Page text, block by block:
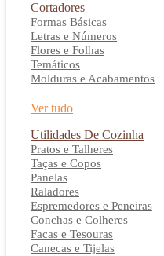
Cortadores
Formas Básicas
Letras e Números
Flores e Folhas
Temáticos
Molduras e Acabamentos
Ver tudo
Utilidades De Cozinha
Pratos e Talheres
Taças e Copos
Panelas
Raladores
Espremedores e Peneiras
Conchas e Colheres
Facas e Tesouras
Canecas e Tijelas